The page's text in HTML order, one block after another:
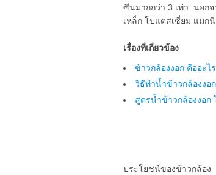
ซีนมากกว่า 3 เท่า นอก
เหล็ก โปแตสเซี่ยม แมก
เรื่องที่เกี่ยวข้อง
ข้าวกล้องงอก คืออะไร
วิธีทำน้ำข้าวกล้องงอก
สูตรน้ำข้าวกล้องงอ
ประโยชน์ของข้าวกล้อง